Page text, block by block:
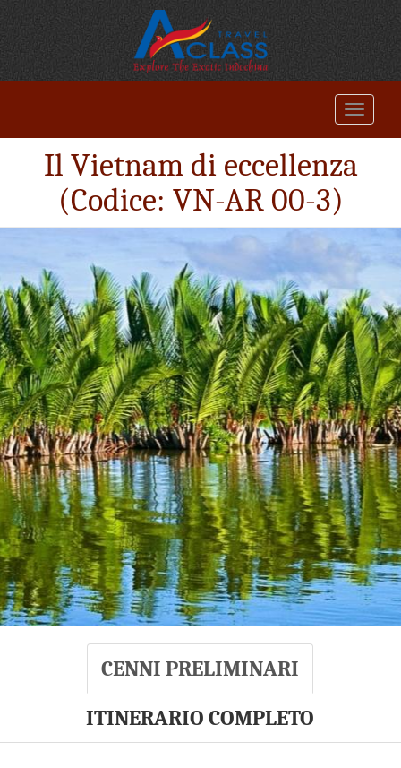
Il Vietnam di eccellenza
(Codice: VN-AR 00-3)
CENNI PRELIMINARI
ITINERARIO COMPLETO